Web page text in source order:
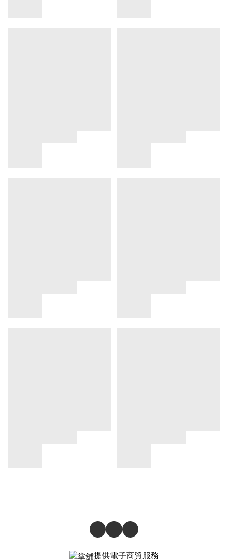
提供電子商貿服務